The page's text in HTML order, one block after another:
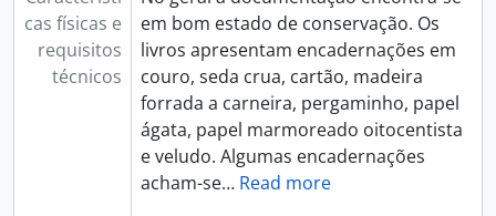
cas físicas e
requisitos
técnicos
em bom estado de conservação. Os
livros apresentam encadernações em
couro, seda crua, cartão, madeira
forrada a carneira, pergaminho, papel
ágata, papel marmoreado oitocentista
e veludo. Algumas encadernações
acham-se… Read more